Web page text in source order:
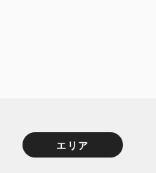
エリア